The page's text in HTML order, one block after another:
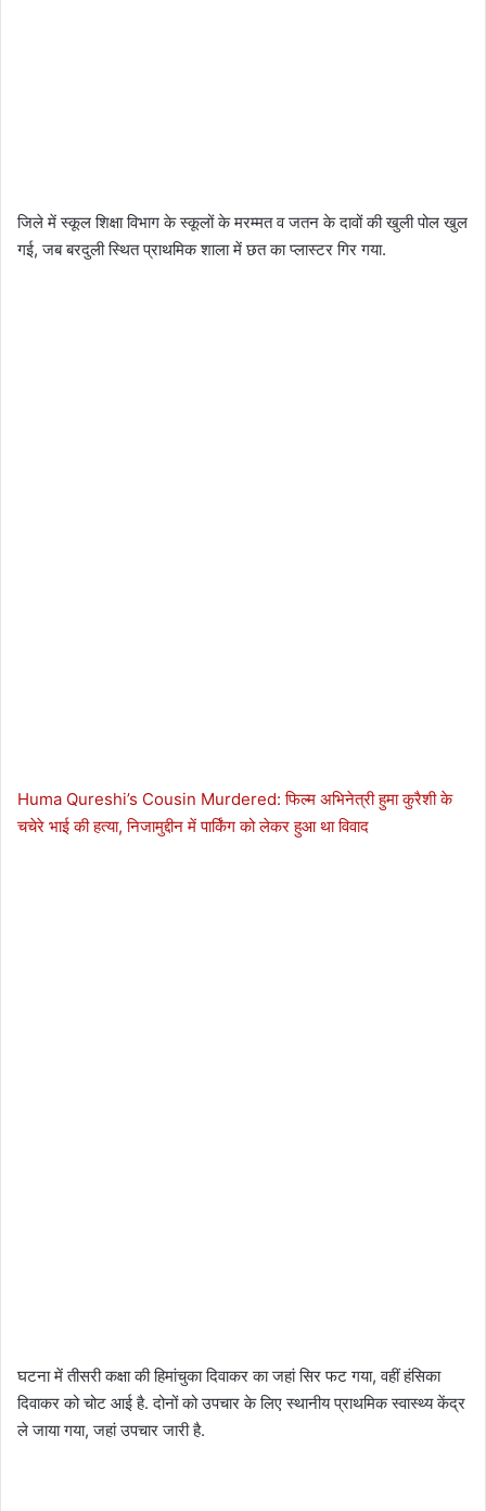
जिले में स्कूल शिक्षा विभाग के स्कूलों के मरम्मत व जतन के दावों की खुली पोल खुल
गई, जब बरदुली स्थित प्राथमिक शाला में छत का प्लास्टर गिर गया.
Huma Qureshi’s Cousin Murdered: फिल्म अभिनेत्री हुमा कुरैशी के
चचेरे भाई की हत्या, निजामुद्दीन में पार्किंग को लेकर हुआ था विवाद
घटना में तीसरी कक्षा की हिमांचुका दिवाकर का जहां सिर फट गया, वहीं हंसिका
दिवाकर को चोट आई है. दोनों को उपचार के लिए स्थानीय प्राथमिक स्वास्थ्य केंद्र
ले जाया गया, जहां उपचार जारी है.